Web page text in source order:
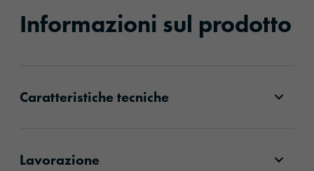
Informazioni sul prodotto
Caratteristiche tecniche
Lavorazione